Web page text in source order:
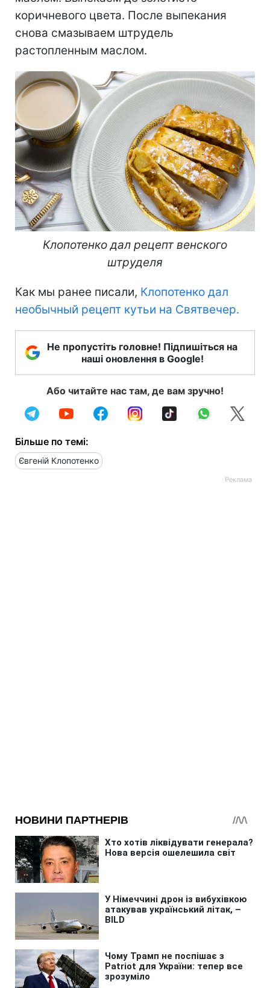
коричневого цвета. После выпекания
снова смазываем штрудель
растопленным маслом.
Клопотенко дал рецепт венского
штруделя
Как мы ранее писали, Клопотенко дал
необычный рецепт кутьи на Святвечер.
Не пропустіть головне! Підпишіться на
наші оновлення в Google!
Або читайте нас там, де вам зручно!
Більше по темі:
Євгеній Клопотенко